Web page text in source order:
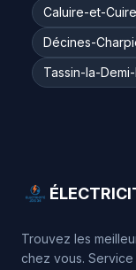
Caluire-et-Cuire
Décines-
Tassin-la-
Trouvez les
chez vous.